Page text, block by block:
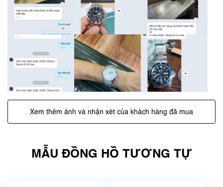
Xem thêm ảnh và nhận xét của khách hàng đã mua
MẪU ĐỒNG HỒ TƯƠNG TỰ